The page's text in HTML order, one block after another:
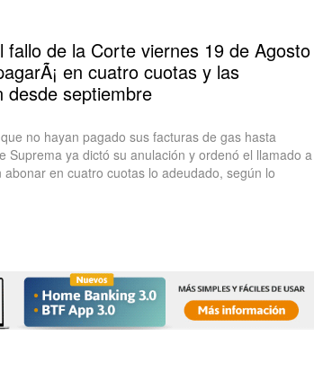
fallo de la Corte viernes 19 de Agosto
en cuatro cuotas y las
desde septiembre
no hayan pagado sus facturas de gas hasta
Suprema ya dictó su anulación y ordenó el llamado a
en cuatro cuotas lo adeudado, según lo